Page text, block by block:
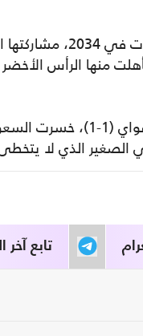
وأنهت السعودية
تصدرتها إسبانيا (7 نقاط) وتأهلت
الذي لا يتخطى عدد
تابع آخر